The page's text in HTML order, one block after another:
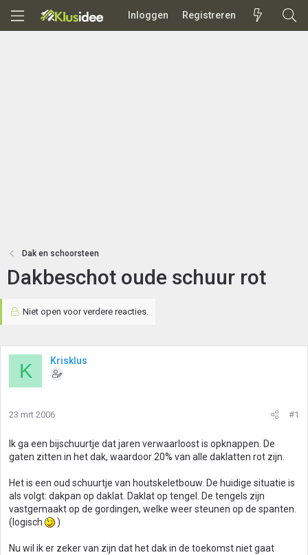
Inloggen Registreren
Dak en schoorsteen
Dakbeschot oude schuur rot
Niet open voor verdere reacties.
K Krisklus
23 mrt 2006 #1
Ik ga een bijschuurtje dat jaren verwaarloost is opknappen. De
gaten zitten in het dak, waardoor 20% van alle daklatten rot zijn.
Het is een oud schuurtje van houtskeletbouw. De huidige situatie is
als volgt: dakpan op daklat. Daklat op tengel. De tengels zijn
vastgemaakt op de gordingen, welke weer steunen op de spanten.
(logisch
)
Nu wil ik er zeker van zijn dat het dak in de toekomst niet gaat